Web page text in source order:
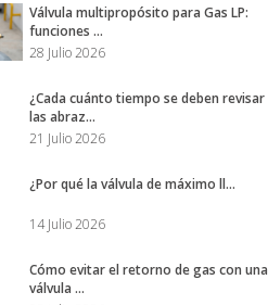
Válvula multipropósito para Gas LP:
funciones ...
28 Julio 2026
¿Cada cuánto tiempo se deben revisar
las abraz...
21 Julio 2026
¿Por qué la válvula de máximo ll...
14 Julio 2026
Cómo evitar el retorno de gas con una
válvula ...